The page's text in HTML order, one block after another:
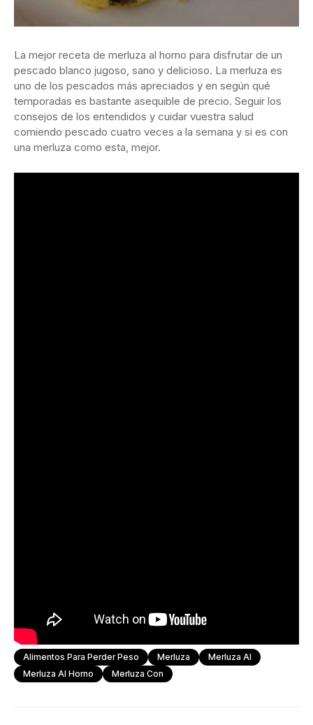
La mejor receta de merluza al horno para disfrutar de un
pescado blanco jugoso, sano y delicioso. La merluza es
uno de los pescados más apreciados y en según qué
temporadas es bastante asequible de precio. Seguir los
consejos de los entendidos y cuidar vuestra salud
comiendo pescado cuatro veces a la semana y si es con
una merluza como esta, mejor.
Alimentos Para Perder Peso Merluza
Merluza Al
Merluza Al Horno
Merluza Con